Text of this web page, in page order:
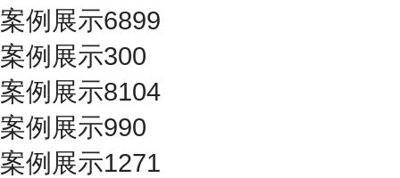
案例展示6899
案例展示300
案例展示8104
案例展示990
案例展示1271